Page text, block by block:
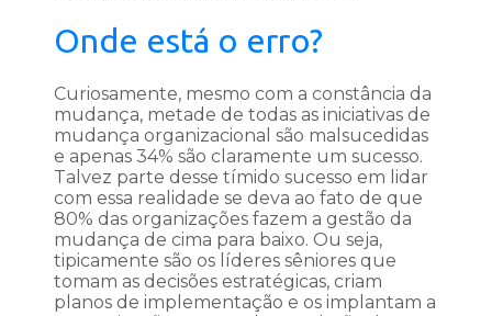
Onde está o erro?
Curiosamente, mesmo com a constância da
mudança, metade de todas as iniciativas de
mudança organizacional são malsucedidas
e apenas 34% são claramente um sucesso.
Talvez parte desse tímido sucesso em lidar
com essa realidade se deva ao fato de que
80% das organizações fazem a gestão da
mudança de cima para baixo. Ou seja,
tipicamente são os líderes sêniores que
tomam as decisões estratégicas, criam
planos de implementação e os implantam a